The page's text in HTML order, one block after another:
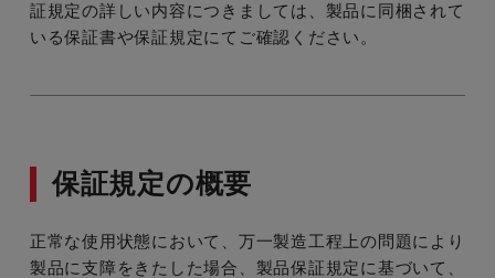
証規定の詳しい内容につきましては、製品に同梱されて
いる保証書や保証規定にてご確認ください。
保証規定の概要
正常な使用状態において、万一製造工程上の問題により
製品に支障をきたした場合、製品保証規定に基づいて、